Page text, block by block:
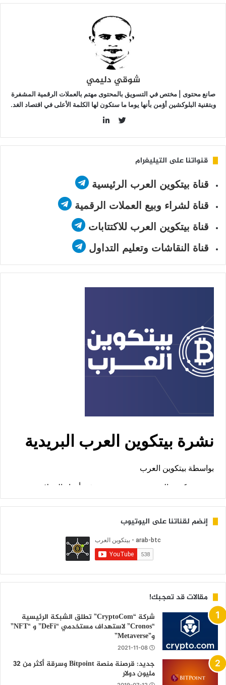
الفائدة
شوقي دليمي
صانع محتوى | مختص في التسويق بالمحتوى مهتم بالعملات الرقمية المشفرة
وبتقنية البلوكشين أؤمن بأنها يوما ما ستكون لها الكلمة الأعلى في اقتصاد الغد.
قنواتنا على التيليغرام
قناة بيتكوين العرب الرئيسية
قناة لشراء وبيع العملات الرقمية
قناة بيتكوين العرب للاكتتابات
قناة النقاشات وتعليم التداول
إنضم لقناتنا على اليوتيوب
مقالات قد تعجبك!
شركة “CryptoCom” تطلق الشبكة الرئيسية
“Cronos” لاستهداف مستخدمي “DeFi” و “NFT”
و”Metaverse”
2021-11-08
جديد: قرصنة منصة Bitpoint وسرقة أكثر من 32
مليون دولار